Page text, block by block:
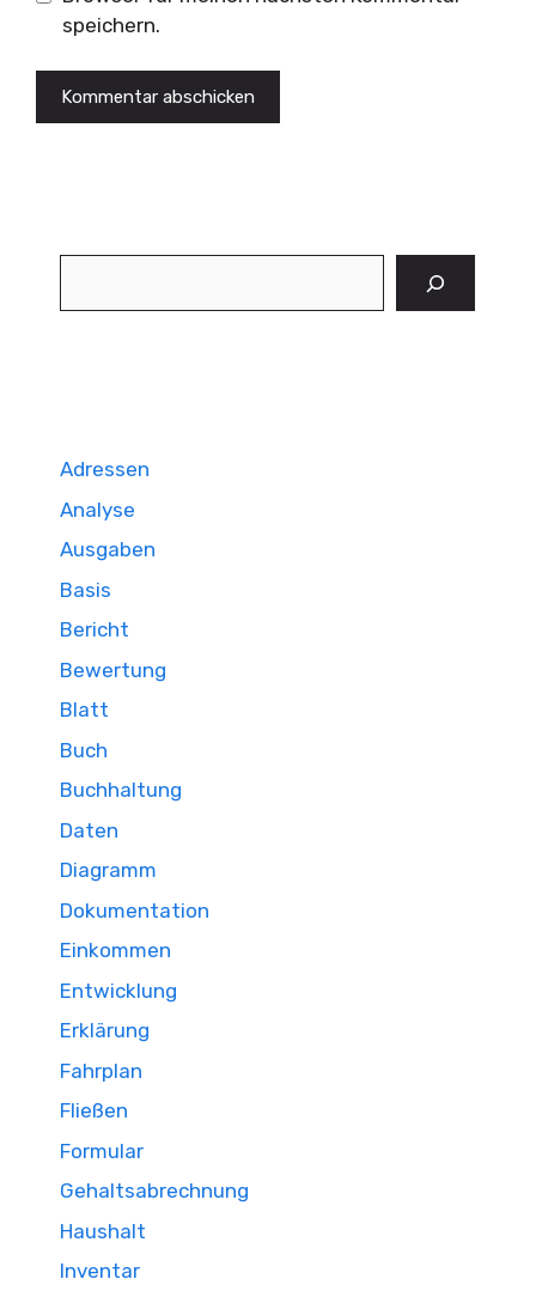
speichern.
Adressen
Analyse
Ausgaben
Basis
Bericht
Bewertung
Blatt
Buch
Buchhaltung
Daten
Diagramm
Dokumentation
Einkommen
Entwicklung
Erklärung
Fahrplan
Fließen
Formular
Gehaltsabrechnung
Haushalt
Inventar